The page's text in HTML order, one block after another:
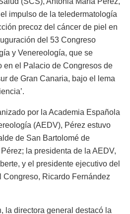
impulso de la teledermatología
precoz del cáncer de piel en
del 53 Congreso
y Venereología, que se
en el Palacio de Congresos de
de Gran Canaria, bajo el lema
por la Academia Española
(AEDV), Pérez estuvo
de San Bartolomé de
la presidenta de la AEDV,
y el presidente ejecutivo del
Congreso, Ricardo Fernández
la directora general destacó la